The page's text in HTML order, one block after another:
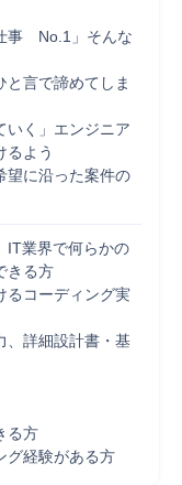
事　No.1」そんな
と言で諦めてしま
いく」エンジニア
るよう
望に沿った案件の
IT業界で何らかの
きる方
るコーディング実
、詳細設計書・基
る方
グ経験がある方